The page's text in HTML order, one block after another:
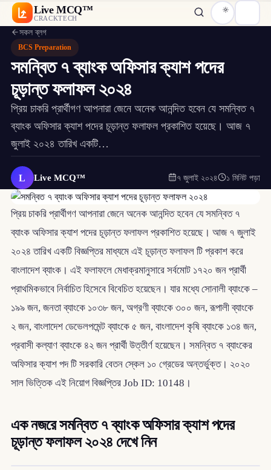
Live MCQ™
CRACKTECH
সকল ব্লগ
BCS Preparation
সমন্বিত ৭ ব্যাংক অফিসার ক্যাশ পদের
চূড়ান্ত ফলাফল ২০২৪
প্রিয় চাকরি প্রার্থীগণ আপনারা জেনে অনেক আনন্দিত হবেন যে সমন্বিত ৭
ব্যাংক অফিসার ক্যাশ পদের চূড়ান্ত ফলাফল প্রকাশিত হয়েছে। আজ ৭
জুলাই ২০২৪ তারিখ একটি…
L Live MCQ™ ৭ জুলাই ২০২৪ ১ মিনিট পড়া
প্রিয় চাকরি প্রার্থীগণ আপনারা জেনে অনেক আনন্দিত হবেন যে সমন্বিত ৭
ব্যাংক অফিসার ক্যাশ পদের চূড়ান্ত ফলাফল প্রকাশিত হয়েছে। আজ ৭ জুলাই
২০২৪ তারিখ একটি বিজ্ঞপ্তির মাধ্যমে এই চূড়ান্ত ফলাফল টি প্রকাশ করে
বাংলাদেশ ব্যাংক। এই ফলাফলে মেধাক্রমানুসারে সর্বমোট ১৭২০ জন প্রার্থী
প্রাথমিকভাবে নির্বাচিত হিসেবে বিবেচিত হয়েছেন। যার মধ্যে সোনালী ব্যাংকে –
১৯৯ জন, জনতা ব্যাংকে ১০৩৮ জন, অগ্রণী ব্যাংকে ৩০০ জন, রূপালী ব্যাংকে
২ জন, বাংলাদেশ ডেভেলপমেন্ট ব্যাংকে ৫ জন, বাংলাদেশ কৃষি ব্যাংকে ১৩৪ জন,
প্রবাসী কল্যাণ ব্যাংকে ৪২ জন প্রার্থী উত্তীর্ণ হয়েছেন। সমন্বিত ৭ ব্যাংকের
অফিসার ক্যাশ পদ টি সরকারি বেতন স্কেল ১০ গ্রেডের অন্তর্ভুক্ত। ২০২০
সাল ভিত্তিক এই নিয়োগ বিজ্ঞপ্তির Job ID: 10148।
এক নজরে সমন্বিত ৭ ব্যাংক অফিসার ক্যাশ পদের
চূড়ান্ত ফলাফল ২০২৪ দেখে নিন